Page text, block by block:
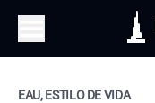
EAU, ESTILO DE VIDA